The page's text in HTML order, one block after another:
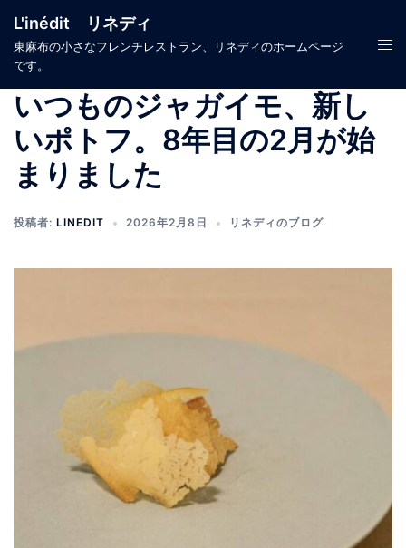
L'inédit リネディ
東麻布の小さなフレンチレストラン、リネディのホームページ
です。
ト
ル
いつものジャガイモ、新し
いポトフ。8年目の2月が始
まりました
投稿者: LINEDIT 2026年2月8日 リネディのブログ